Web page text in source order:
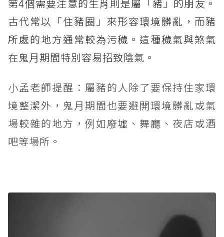
第4個需要注意的生肖則是屬「豬」的朋友。
古代常以「住豬圈」來形容環境髒亂，而豬
所處的地方通常較為污穢。這種穢氣與煞氣
在鬼月期間特別容易招致陰氣。
小孟老師提醒：屬豬的人除了要保持住家環
境整潔外，鬼月期間也要避開環境髒亂或氣
場較雜的地方，例如廢墟、舞廳、夜店或酒
吧等場所。